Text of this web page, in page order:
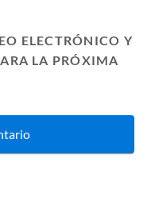
ELECTRÓNICO Y
LA PRÓXIMA